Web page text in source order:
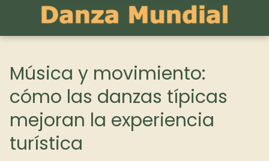
Música y movimiento:
cómo las danzas típicas
mejoran la experiencia
turística